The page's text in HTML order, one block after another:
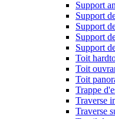
Support
Support
Support
Support
Support
Toit
Toit
Toit
Trappe
Traverse
Traverse